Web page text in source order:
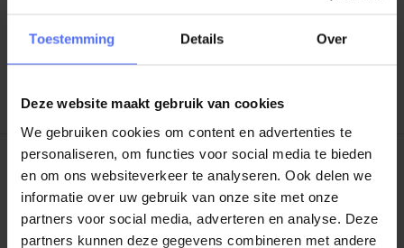
Toestemming Details Over
Deze website maakt gebruik van cookies
We gebruiken cookies om content en advertenties te
personaliseren, om functies voor social media te bieden
en om ons websiteverkeer te analyseren. Ook delen we
informatie over uw gebruik van onze site met onze
partners voor social media, adverteren en analyse. Deze
partners kunnen deze gegevens combineren met andere
Frontline Solutions
Genesys Cloud